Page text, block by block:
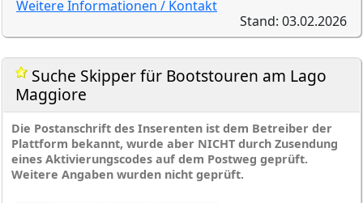
Weitere Informationen / Kontakt
Stand: 03.02.2026
Suche Skipper für Bootstouren am Lago
Maggiore
Die Postanschrift des Inserenten ist dem Betreiber der
Plattform bekannt, wurde aber NICHT durch Zusendung
eines Aktivierungscodes auf dem Postweg geprüft.
Weitere Angaben wurden nicht geprüft.